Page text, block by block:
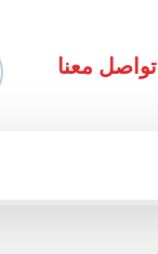
تواصل معنا